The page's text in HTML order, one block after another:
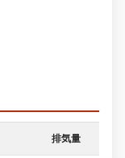
排気量